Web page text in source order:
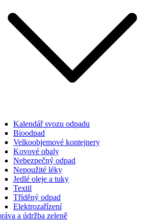
Kalendář svozu odpadu
Bioodpad
Velkoobjemové kontejnery
Kovové obaly
Nebezpečný odpad
Nepoužité léky
Jedlé oleje a tuky
Textil
Tříděný odpad
Elektrozařízení
a údržba zeleně